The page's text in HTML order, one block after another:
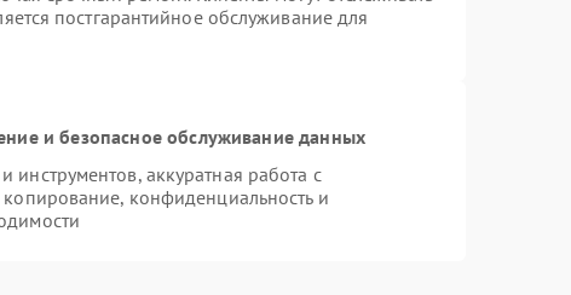
постгарантийное обслуживание для
и безопасное обслуживание данных
аккуратная работа с
конфиденциальность и